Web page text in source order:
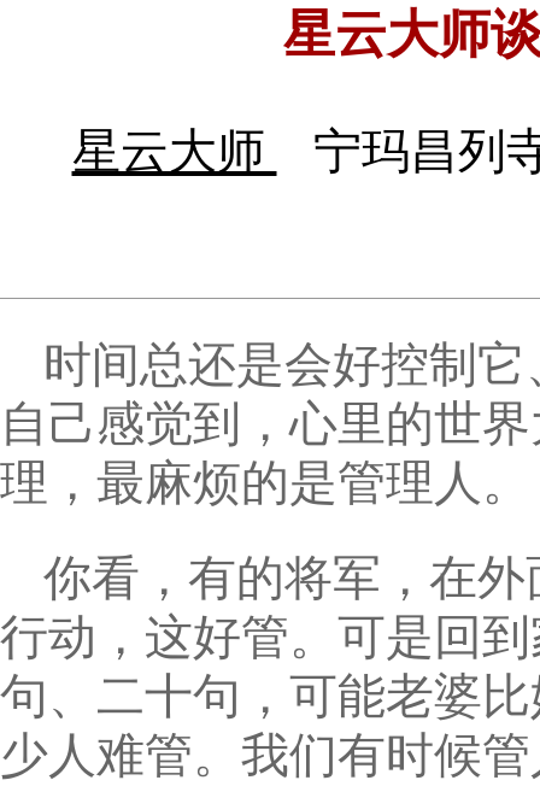
星云大师
星云大师 宁玛昌列
时间总还是会好控制
自己感觉到，心里的世
理，最麻烦的是管理人。
你看，有的将军，在
行动，这好管。可是回
句、二十句，可能老婆
少人难管。我们有时候